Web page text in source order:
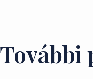
További